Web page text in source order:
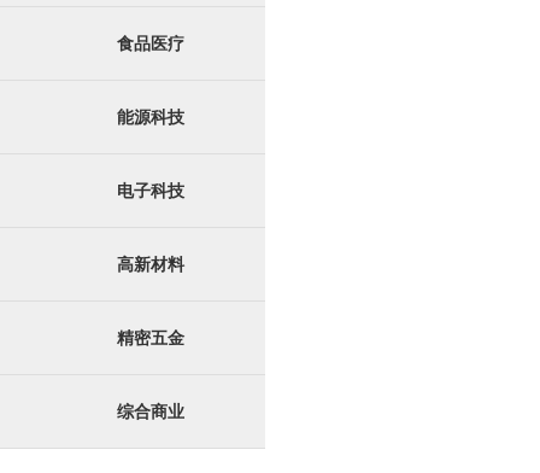
食品医疗
能源科技
电子科技
高新材料
精密五金
综合商业